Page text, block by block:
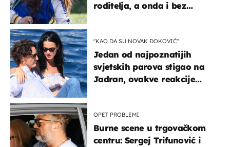
roditelja, a onda i bez
"KAO DA SU NOVAK ĐOKOVIĆ"
Jedan od najpoznatijih
svjetskih parova stigao na
Jadran, ovakve reakcije
OPET PROBLEMI
Burne scene u trgovačkom
centru: Sergej Trifunović i